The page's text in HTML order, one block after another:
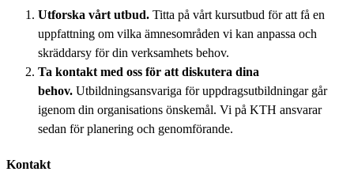
Utforska vårt utbud. Titta på vårt kursutbud för att få en
uppfattning om vilka ämnesområden vi kan anpassa och
skräddarsy för din verksamhets behov.
Ta kontakt med oss för att diskutera dina
behov. Utbildningsansvariga för uppdragsutbildningar går
igenom din organisations önskemål. Vi på KTH ansvarar
sedan för planering och genomförande.
Kontakt